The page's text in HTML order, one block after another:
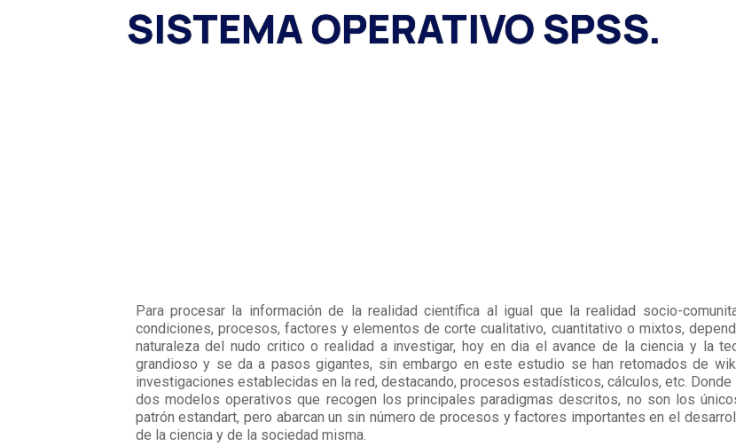
SISTEMA OPERATIVO SPSS.
Para procesar la información de la realidad científica al igual que la realidad socio-
condiciones, procesos, factores y elementos de corte cualitativo, cuantitativo o mixtos,
naturaleza del nudo critico o realidad a investigar, hoy en dia el avance de la ciencia y la
grandioso y se da a pasos gigantes, sin embargo en este estudio se han retomados de
investigaciones establecidas en la red, destacando, procesos estadísticos, cálculos, etc. Donde
dos modelos operativos que recogen los principales paradigmas descritos, no son los
patrón estandart, pero abarcan un sin número de procesos y factores importantes en el
de la ciencia y de la sociedad misma.